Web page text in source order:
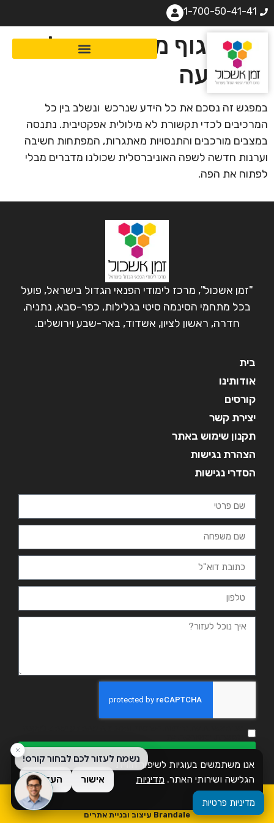
1-700-50-41-41
שפת גוף מנצחת: שילוב
והטמעה
במפגש זה נסכם את כל הידע שנרכש ונשלב בין כל
המרכיבים לכדי תקשורת לא מילולית אפקטיבית. נתנסה
במצבים מורכבים והתנסויות מאתגרות, המפתחות חשיבה
וערנות חדשה לשפה האוניברסלית שכולנו מדברים מבלי
לפתוח את הפה.
"זמן אשכול", מרכז לימודי הפנאי הגדול בישראל, פועל
בכל מתחמי הסינמה סיטי בגלילות, כפר-סבא, נתניה,
חדרה, ראשון לציון, אשדוד, באר-שבע וירושלים.
בית
אודותינו
קורסים
יצירת קשר
תקנון שימוש באתר
הצהרת נגישות
הסדרי נגישות
שליחה
כל הזכויות שמורות לזמן אשכול
Brandale עיצוב ובניית אתרים
אנו משתמשים בעוגיות לשיפור חוויית
הגלישה ושירותי האתר. מדיניות
פרטיות
אישור העדפות
מדיניות פרטיות